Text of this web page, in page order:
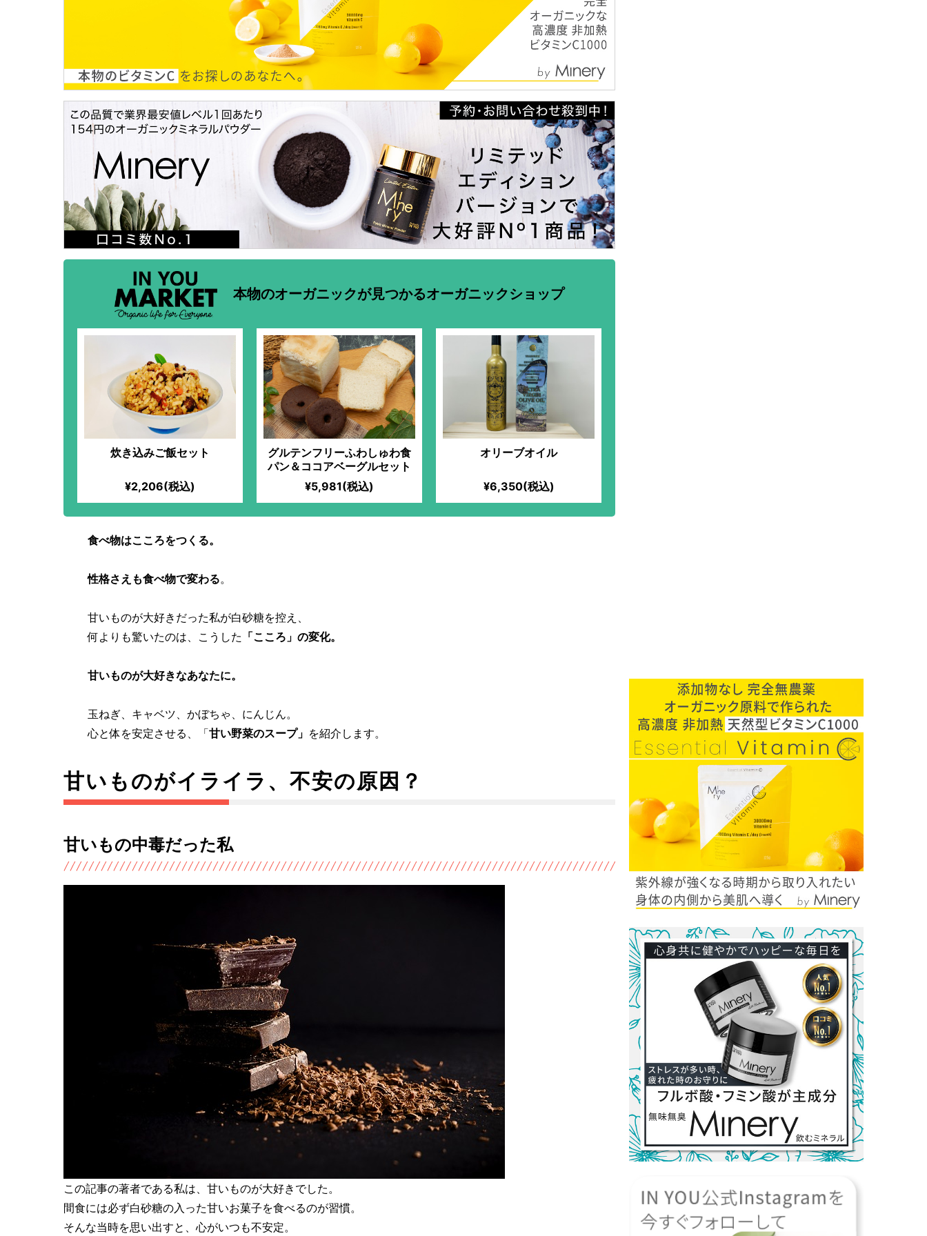
本物のオーガニックが見つかるオーガニックショップ
炊き込みご飯セット
¥2,206(税込)
グルテンフリーふわしゅわ食
パン＆ココアベーグルセット
¥5,981(税込)
オリーブオイル
¥6,350(税込)
食べ物はこころをつくる。
性格さえも食べ物で変わる。
甘いものが大好きだった私が白砂糖を控え、
何よりも驚いたのは、こうした 「こころ」の変化。
甘いものが大好きなあなたに。
玉ねぎ、キャベツ、かぼちゃ、にんじん。
心と体を安定させる、「甘い野菜のスープ」 を紹介します。
甘いものがイライラ、不安の原因？
甘いもの中毒だった私
この記事の著者である私は、甘いものが大好きでした。
間食には必ず白砂糖の入った甘いお菓子を食べるのが習慣。
そんな当時を思い出すと、心がいつも不安定。